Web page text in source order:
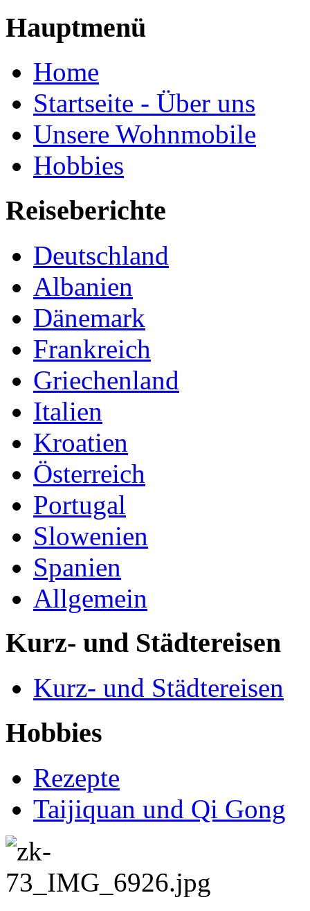
Hauptmenü
Home
Startseite - Über uns
Unsere Wohnmobile
Hobbies
Reiseberichte
Deutschland
Albanien
Dänemark
Frankreich
Griechenland
Italien
Kroatien
Österreich
Portugal
Slowenien
Spanien
Allgemein
Kurz- und Städtereisen
Kurz- und Städtereisen
Hobbies
Rezepte
Taijiquan und Qi Gong